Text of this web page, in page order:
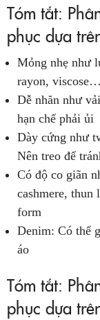
Tóm tắt:
phục dựa
Mỏng nhẹ như
rayon,
Dễ nhăn như
hạn chế phải ủi
Dày cứng như
Nên treo để
Có độ co giãn
cashmere, thun
form
Denim: Có thể
áo
Tóm tắt:
phục dựa